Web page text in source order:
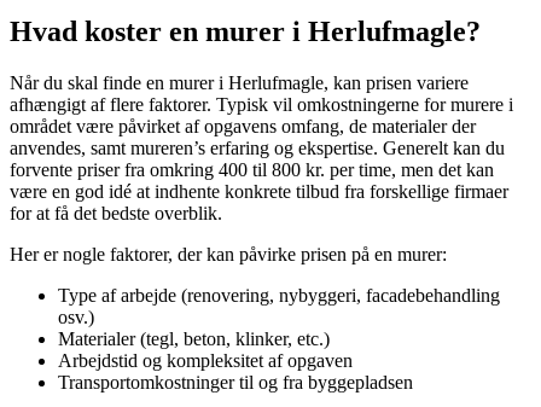
Hvad koster en murer i Herlufmagle?
Når du skal finde en murer i Herlufmagle, kan prisen variere
afhængigt af flere faktorer. Typisk vil omkostningerne for murere i
området være påvirket af opgavens omfang, de materialer der
anvendes, samt mureren’s erfaring og ekspertise. Generelt kan du
forvente priser fra omkring 400 til 800 kr. per time, men det kan
være en god idé at indhente konkrete tilbud fra forskellige firmaer
for at få det bedste overblik.
Her er nogle faktorer, der kan påvirke prisen på en murer:
Type af arbejde (renovering, nybyggeri, facadebehandling
osv.)
Materialer (tegl, beton, klinker, etc.)
Arbejdstid og kompleksitet af opgaven
Transportomkostninger til og fra byggepladsen